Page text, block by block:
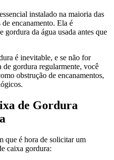
instalado na maioria das
de encanamento. Ela é
gordura da água usada antes que
é inevitable, e se não for
de gordura regularmente, você
obstrução de encanamentos,
de Gordura
que é hora de solicitar um
caixa gordura: